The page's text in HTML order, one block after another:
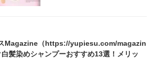
Magazine（https://yupiesu.com/magazin
髪染めシャンプーおすすめ13選！メリッ